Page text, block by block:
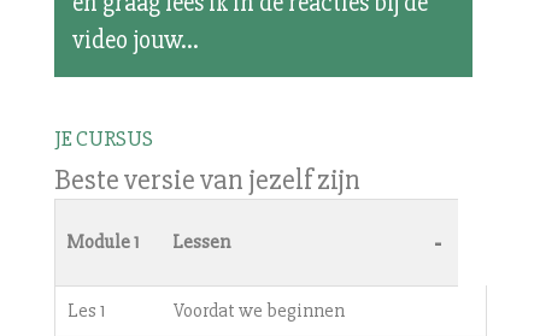
video jouw...
JE CURSUS
Beste versie van jezelf zijn
Module 1 Lessen -
Les 1 Voordat we beginnen